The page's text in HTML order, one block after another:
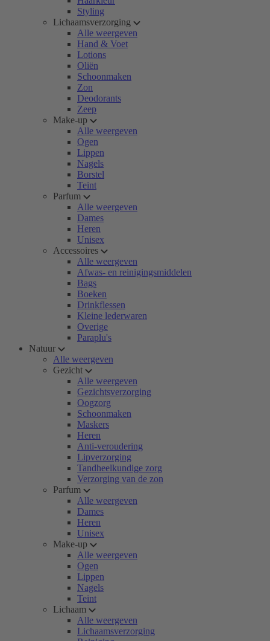
Styling
Lichaamsverzorging
Alle weergeven
Hand & Voet
Lotions
Oliën
Schoonmaken
Zon
Deodorants
Zeep
Make-up
Alle weergeven
Ogen
Lippen
Nagels
Borstel
Teint
Parfum
Alle weergeven
Dames
Heren
Unisex
Accessoires
Alle weergeven
Afwas- en reinigingsmiddelen
Bags
Boeken
Drinkflessen
Kleine lederwaren
Overige
Paraplu's
Natuur
Alle weergeven
Gezicht
Alle weergeven
Gezichtsverzorging
Oogzorg
Schoonmaken
Maskers
Heren
Anti-veroudering
Lipverzorging
Tandheelkundige zorg
Verzorging van de zon
Parfum
Alle weergeven
Dames
Heren
Unisex
Make-up
Alle weergeven
Ogen
Lippen
Nagels
Teint
Lichaam
Alle weergeven
Lichaamsverzorging